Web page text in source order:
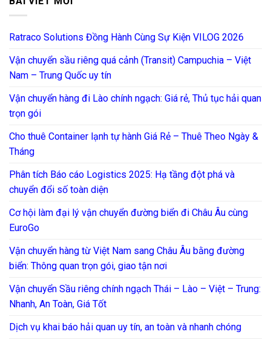
Ratraco Solutions Đồng Hành Cùng Sự Kiện VILOG 2026
Vận chuyển sầu riêng quá cảnh (Transit) Campuchia – Việt
Nam – Trung Quốc uy tín
Vận chuyển hàng đi Lào chính ngạch: Giá rẻ, Thủ tục hải quan
trọn gói
Cho thuê Container lạnh tự hành Giá Rẻ – Thuê Theo Ngày &
Tháng
Phân tích Báo cáo Logistics 2025: Hạ tầng đột phá và
chuyển đổi số toàn diện
Cơ hội làm đại lý vận chuyển đường biển đi Châu Âu cùng
EuroGo
Vận chuyển hàng từ Việt Nam sang Châu Âu bằng đường
biển: Thông quan trọn gói, giao tận nơi
Vận chuyển Sầu riêng chính ngạch Thái – Lào – Việt – Trung:
Nhanh, An Toàn, Giá Tốt
Dịch vụ khai báo hải quan uy tín, an toàn và nhanh chóng